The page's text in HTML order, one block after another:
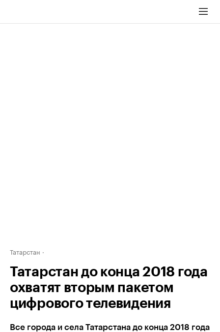
Татарстан
Татарстан до конца 2018 года
охватят вторым пакетом
цифрового телевидения
Все города и села Татарстана до конца 2018 года